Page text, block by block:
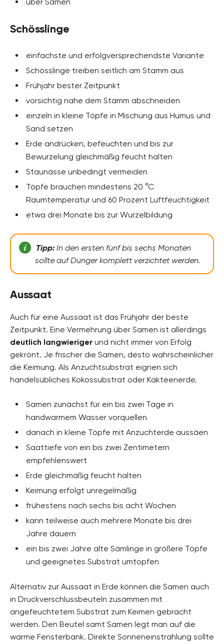
Schösslinge
einfachste und erfolgversprechendste Variante
Schösslinge treiben seitlich am Stamm aus
Frühjahr bester Zeitpunkt
vorsichtig nahe dem Stamm abschneiden
einzeln in kleine Töpfe in Mischung aus Humus und
Sand setzen
Erde andrücken, befeuchten und bis zur
Bewurzelung gleichmäßig feucht halten
Staunässe unbedingt vermeiden
Töpfe brauchen mindestens 20 °C
Raumtemperatur und 60 Prozent Luftfeuchtigkeit
etwa drei Monate bis zur Wurzelbildung
Tipp: In den ersten fünf bis sechs Monaten
sollte auf Dünger komplett verzichtet werden.
Aussaat
Auch für eine Aussaat ist das Frühjahr der beste
Zeitpunkt. Eine Vermehrung über Samen ist allerdings
deutlich langwieriger und nicht immer von Erfolg
gekrönt. Je frischer die Samen, desto wahrscheinlicher
die Keimung. Als Anzuchtsubstrat eignen sich
handelsübliches Kokossubstrat oder Kakteenerde.
Samen zunächst für ein bis zwei Tage in
handwarmem Wasser vorquellen
danach in kleine Töpfe mit Anzuchterde aussäen
Saattiefe von ein bis zwei Zentimetern
empfehlenswert
Erde gleichmäßig feucht halten
Keimung erfolgt unregelmäßig
frühestens nach sechs bis acht Wochen
kann teilweise auch mehrere Monate bis drei
Jahre dauern
ein bis zwei Jahre alte Sämlinge in größere Töpfe
und geeignetes Substrat umtopfen
Alternativ zur Aussaat in Erde können die Samen auch
in Druckverschlussbeuteln zusammen mit
angefeuchtetem Substrat zum Keimen gebracht
werden. Den Beutel samt Samen legt man auf die
warme Fensterbank. Direkte Sonneneinstrahlung sollte